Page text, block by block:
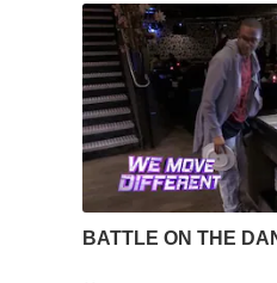
BATTLE ON THE